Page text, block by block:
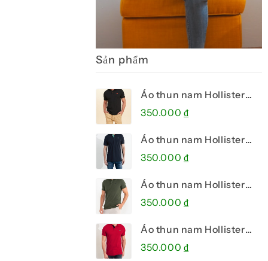
Sản phẩm
Áo thun nam Hollister
HCO-P247 Stretch Pique
Polo Black
350.000 ₫
Áo thun nam Hollister
HCO-P253 Stretch Icon
Polo Navy
350.000 ₫
Áo thun nam Hollister
HCO-P269 Stretch Icon
Polo Green
350.000 ₫
Áo thun nam Hollister
HCO-P263 Logo Icon
Polo Red
350.000 ₫